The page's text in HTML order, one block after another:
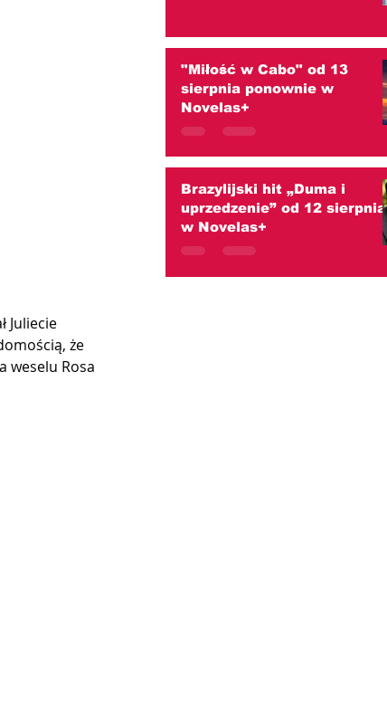
Juliecie
że
weselu Rosa
"Miłość w Cabo" od 13
sierpnia ponownie w
Novelas+
Brazylijski hit „Duma i
uprzedzenie” od 12 sierpnia
w Novelas+